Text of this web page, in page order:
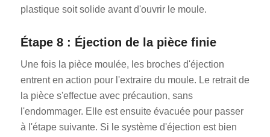
plastique soit solide avant d'ouvrir le moule.
Étape 8 : Éjection de la pièce finie
Une fois la pièce moulée, les broches d'éjection
entrent en action pour l'extraire du moule. Le retrait de
la pièce s'effectue avec précaution, sans
l'endommager. Elle est ensuite évacuée pour passer
à l'étape suivante. Si le système d'éjection est bien